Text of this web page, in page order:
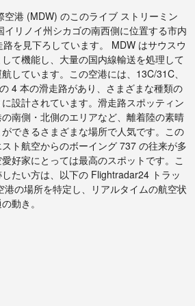
空港 (MDW) のこのライブ ストリーミン
イリノイ州シカゴの南西側に位置する市内
を見下ろしています。 MDW はサウスウ
て機能し、大量の国内線輸送を処理して
しています。この空港には、13C/31C、
4 本の滑走路があり、さまざまな種類の
設計されています。滑走路スポッティン
南側・北側のエリアなど、離着陸の素晴
できるさまざまな場所で人気です。この
ト航空からのボーイング 737 の往来が多
好家にとっては最高のスポットです。こ
たい方は、以下の Flightradar24 トラッ
港の場所を特定し、リアルタイムの航空状
動き。